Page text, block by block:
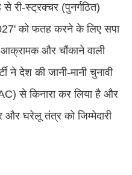
री-स्ट्रक्चर (पुनर्गठित)
को फतह करने के लिए सपा
और चौंकाने वाली
ने देश की जानी-मानी चुनावी
से किनारा कर लिया है और
घरेलू तंत्र को जिम्मेदारी